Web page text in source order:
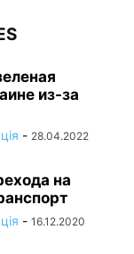
из-за
- 28.04.2022
на
- 16.12.2020